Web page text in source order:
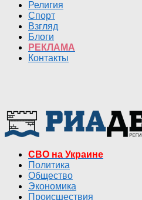
Религия
Спорт
Взгляд
Блоги
РЕКЛАМА
Контакты
СВО на Украине
Политика
Общество
Экономика
Происшествия